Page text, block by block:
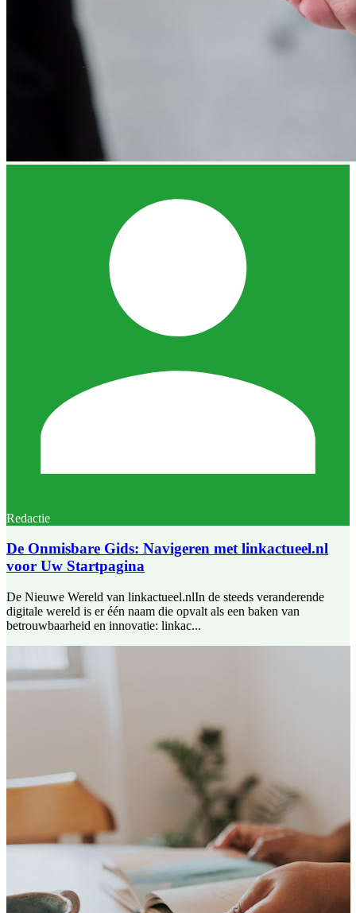
Redactie
De Onmisbare Gids: Navigeren met linkactueel.nl
voor Uw Startpagina
De Nieuwe Wereld van linkactueel.nlIn de steeds veranderende
digitale wereld is er één naam die opvalt als een baken van
betrouwbaarheid en innovatie: linkac...